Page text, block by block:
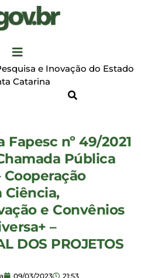
e Inovação do Estado
Catarina
nº 49/2021
Pública
Cooperação
e Convênios
–
DOS PROJETOS
09/03/2023 21:53